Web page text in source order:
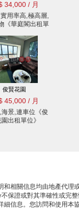
34,000 / 月
用率高,極高層,
《華庭閣出租單
俊賢花園
45,000 / 月
景,連車位《俊
出租單位》
和相關信息均由地產代理
保證或對其準確性或完
細信息。您訪問和使用本